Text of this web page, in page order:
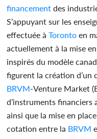
financement des
S’appuyant sur les
effectuée à Toronto en
actuellement à la mise
inspirés du modèle
figurent la création d’un
BRVM-Venture Market
d’instruments financiers
ainsi que la mise en
cotation entre la BRVM